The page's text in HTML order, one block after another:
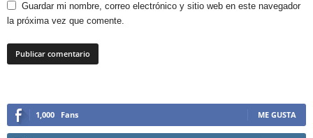
Guardar mi nombre, correo electrónico y sitio web en este navegador
la próxima vez que comente.
1,000 Fans ME GUSTA